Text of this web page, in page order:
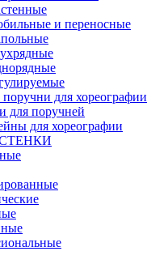
и переносные
для хореографии
для поручней
для хореографии